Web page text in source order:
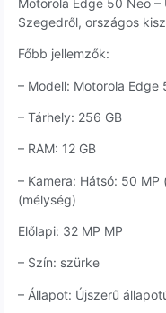
Szegedről, országos
Főbb jellemzők:
– Modell: Motorola Edge
– Tárhely: 256 GB
– RAM: 12 GB
– Kamera: Hátsó: 50 MP
(mélység)
Előlapi: 32 MP MP
– Szín: szürke
– Állapot: Újszerű